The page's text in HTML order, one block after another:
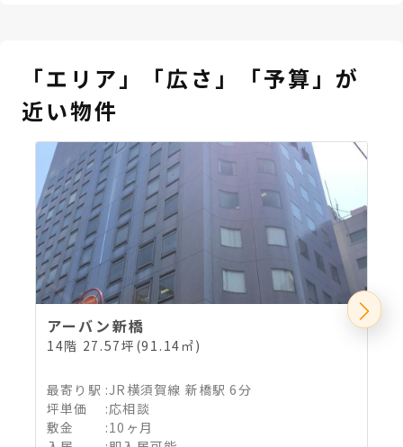
「エリア」「広さ」「予算」が
近い物件
アーバン新橋
14階 27.57坪(91.14㎡)
最寄り駅 :JR横須賀線 新橋駅 6分
坪単価
:応相談
敷金
:10ヶ月